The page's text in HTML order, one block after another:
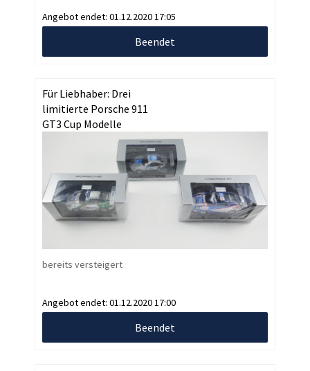
Angebot endet: 01.12.2020 17:05
Beendet
Für Liebhaber: Drei
limitierte Porsche 911
GT3 Cup Modelle
bereits versteigert
Angebot endet: 01.12.2020 17:00
Beendet